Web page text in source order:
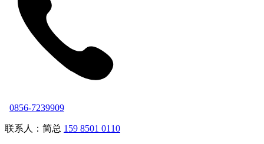
0856-7239909
联系人：简总 159 8501 0110